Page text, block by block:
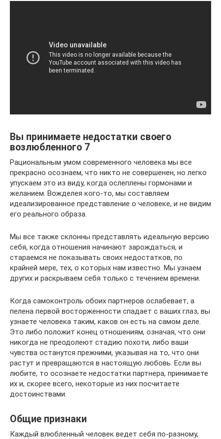
Вы принимаете недостатки своего
возлюбленного 7
Рациональным умом современного человека мы все
прекрасно осознаем, что никто не совершенен, но легко
упускаем это из виду, когда ослеплены гормонами и
желанием. Вожделея кого-то, мы составляем
идеализированное представление о человеке, и не видим
его реального образа.
Мы все также склонны представлять идеальную версию
себя, когда отношения начинают зарождаться, и
стараемся не показывать своих недостатков, по
крайней мере, тех, о которых нам известно. Мы узнаем
других и раскрываем себя только с течением времени.
Когда самоконтроль обоих партнеров ослабевает, а
пелена первой восторженности спадает с ваших глаз, вы
узнаете человека таким, каков он есть на самом деле.
Это либо положит конец отношениям, означая, что они
никогда не преодолеют стадию похоти, либо ваши
чувства останутся прежними, указывая на то, что они
растут и превращаются в настоящую любовь. Если вы
любите, то осознаете недостатки партнера, принимаете
их и, скорее всего, некоторые из них посчитаете
достоинствами.
Общие признаки
Каждый влюбленный человек ведет себя по-разному,